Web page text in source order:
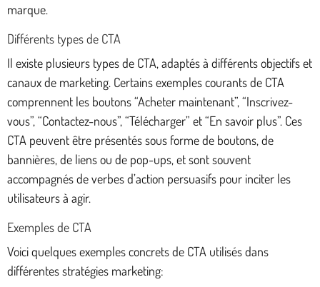
marque.
Différents types de CTA
Il existe plusieurs types de CTA, adaptés à différents objectifs et
canaux de marketing. Certains exemples courants de CTA
comprennent les boutons “Acheter maintenant”, “Inscrivez-
vous”, “Contactez-nous”, “Télécharger” et “En savoir plus”. Ces
CTA peuvent être présentés sous forme de boutons, de
bannières, de liens ou de pop-ups, et sont souvent
accompagnés de verbes d’action persuasifs pour inciter les
utilisateurs à agir.
Exemples de CTA
Voici quelques exemples concrets de CTA utilisés dans
différentes stratégies marketing: